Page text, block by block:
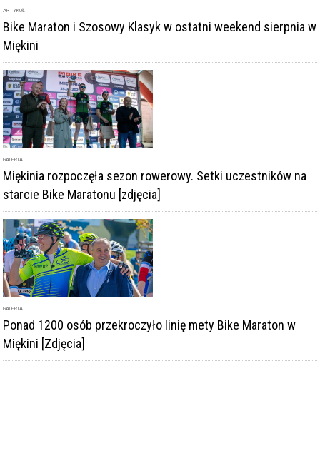
ARTYKUŁ
Bike Maraton i Szosowy Klasyk w ostatni weekend sierpnia w
Miękini
GALERIA
Miękinia rozpoczęła sezon rowerowy. Setki uczestników na
starcie Bike Maratonu [zdjęcia]
GALERIA
Ponad 1200 osób przekroczyło linię mety Bike Maraton w
Miękini [Zdjęcia]